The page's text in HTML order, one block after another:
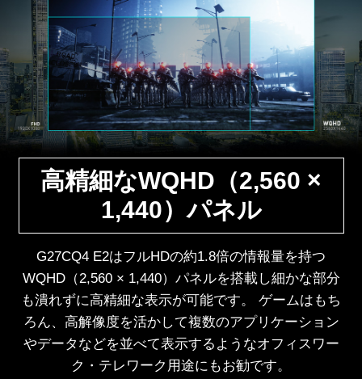
高精細なWQHD（2,560 ×
1,440）パネル
G27CQ4 E2はフルHDの約1.8倍の情報量を持つ
WQHD（2,560 × 1,440）パネルを搭載し細かな部分
も潰れずに高精細な表示が可能です。 ゲームはもち
ろん、高解像度を活かして複数のアプリケーション
やデータなどを並べて表示するようなオフィスワー
ク・テレワーク用途にもお勧です。